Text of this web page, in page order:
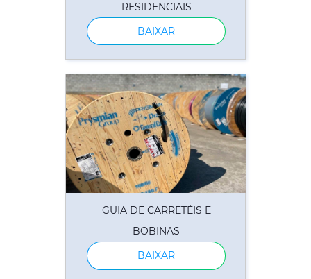
RESIDENCIAIS
BAIXAR
GUIA DE CARRETÉIS E
BOBINAS
BAIXAR